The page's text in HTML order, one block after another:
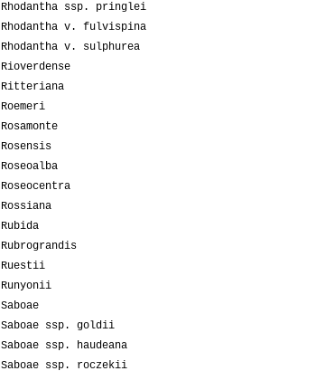
Rhodantha ssp. pringlei
Rhodantha v. fulvispina
Rhodantha v. sulphurea
Rioverdense
Ritteriana
Roemeri
Rosamonte
Rosensis
Roseoalba
Roseocentra
Rossiana
Rubida
Rubrograndis
Ruestii
Runyonii
Saboae
Saboae ssp. goldii
Saboae ssp. haudeana
Saboae ssp. roczekii